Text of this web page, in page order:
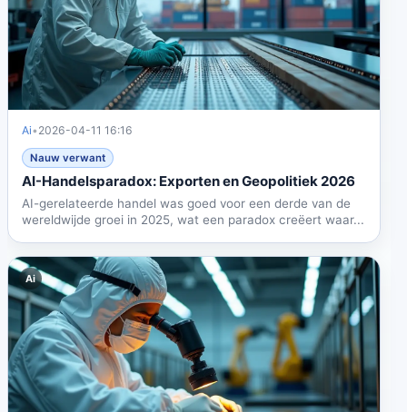
Ai• 2026-04-11 16:16
Nauw verwant
AI-Handelsparadox: Exporten en Geopolitiek 2026
AI-gerelateerde handel was goed voor een derde van de
wereldwijde groei in 2025, wat een paradox creëert waar...
Ai